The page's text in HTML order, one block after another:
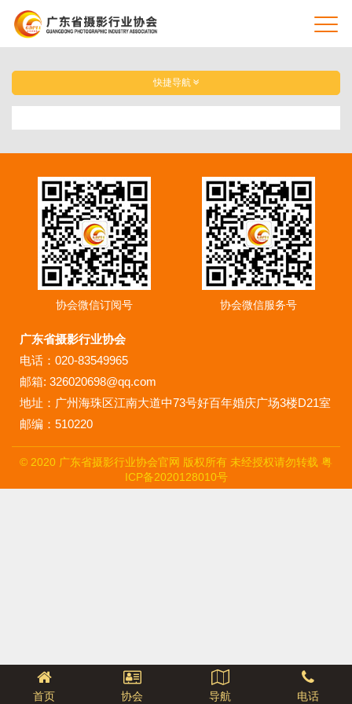
快捷导航
协会微信订阅号 协会微信服务号
广东省摄影行业协会
电话：020-83549965
邮箱: 326020698@qq.com
地址：广州海珠区江南大道中73号好百年婚庆广场3楼D21室
邮编：510220
© 2020 广东省摄影行业协会官网 版权所有 未经授权请勿转载 粤
ICP备2020128010号
首页 协会 导航 电话